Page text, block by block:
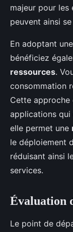
majeur pour les
peuvent ainsi
En adoptant
bénéficiez
ressources.
consommation
Cette approche
applications
elle permet une
le déploiement
réduisant ainsi
services.
Évaluation
Le point de